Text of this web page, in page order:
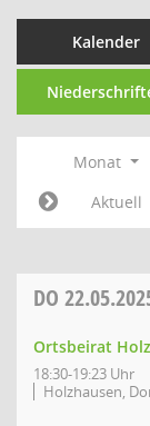
Kalender
Monat
Aktuell
DO
Ortsbeirat
18:30-19:23 Uhr
Holzhausen,